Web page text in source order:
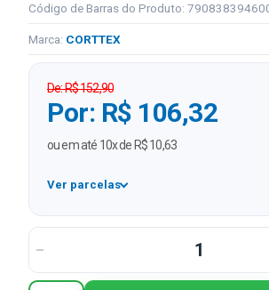
Código de Barras do Produto:
Marca: CORTTEX
De: R$ 152,90
Por: R$ 106,32
ou em até 10x de R$ 10,63
Ver parcelas
1x
3x R$